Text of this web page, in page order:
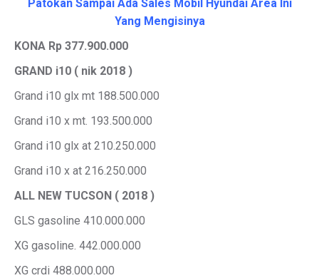
Patokan Sampai Ada Sales Mobil Hyundai Area Ini
Yang Mengisinya
KONA Rp 377.900.000
GRAND i10 ( nik 2018 )
Grand i10 glx mt 188.500.000
Grand i10 x mt. 193.500.000
Grand i10 glx at 210.250.000
Grand i10 x at 216.250.000
ALL NEW TUCSON ( 2018 )
GLS gasoline 410.000.000
XG gasoline. 442.000.000
XG crdi 488.000.000